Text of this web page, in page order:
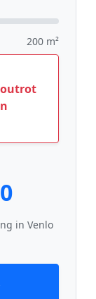
200 m²
in Venlo